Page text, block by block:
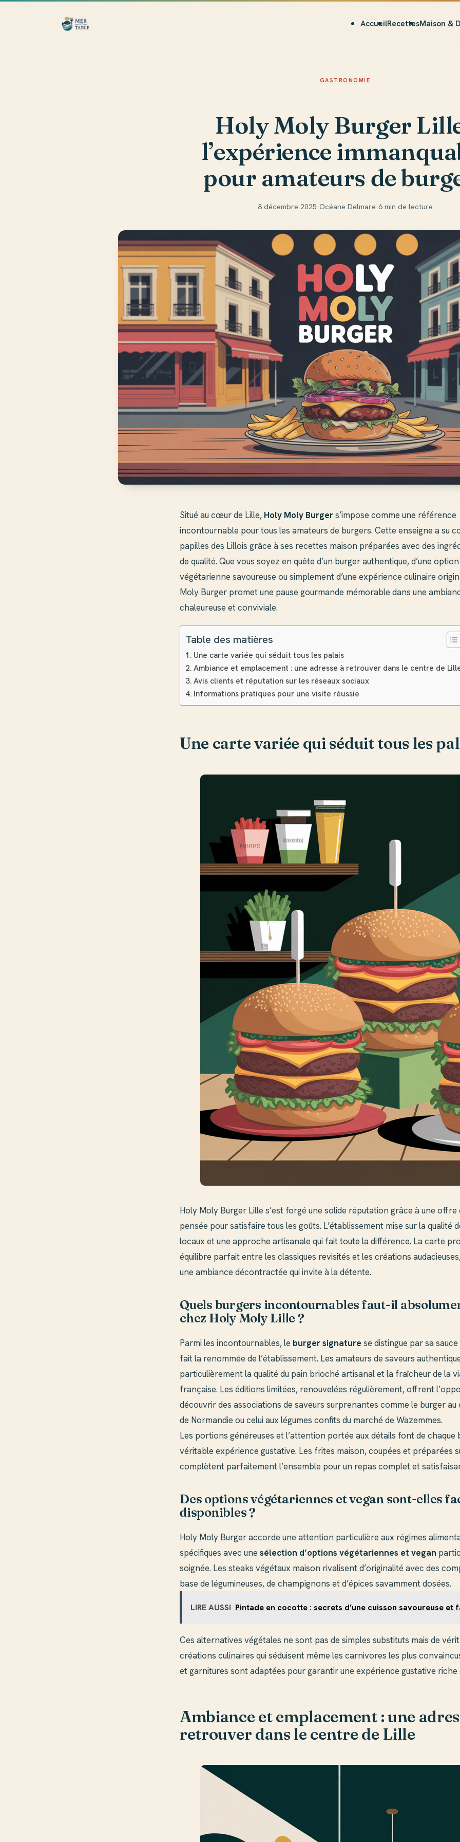
AccueilRecettesMaison &
GASTRONOMIE
Holy Moly Burger
l’expérience
pour amateurs de
8 décembre 2025·Océane Delmare·6 min de lecture
Situé au cœur de Lille, Holy Moly Burgers’impose comme une référence
incontournable pour tous les amateurs de burgers. Cette enseigne a su
papilles des Lillois grâce à ses recettes maison préparées avec des
de qualité. Que vous soyez en quête d’un burger authentique, d’une option
végétarienne savoureuse ou simplement d’une expérience culinaire
Moly Burger promet une pause gourmande mémorable dans une
chaleureuse et conviviale.
Table des matières
Une carte variée qui séduit tous les palais
Ambiance et emplacement : une adresse à retrouver dans le centre de
Avis clients et réputation sur les réseaux sociaux
Informations pratiques pour une visite réussie
Une carte variée qui séduit tous les
Holy Moly Burger Lille s’est forgé une solide réputation grâce à une offre
pensée pour satisfaire tous les goûts. L’établissement mise sur la qualité
locaux et une approche artisanale qui fait toute la différence. La carte
équilibre parfait entre les classiques revisités et les créations
une ambiance décontractée qui invite à la détente.
Quels burgers incontournables faut-il
chez Holy Moly Lille ?
Parmi les incontournables, le burger signature se distingue par sa
fait la renommée de l’établissement. Les amateurs de saveurs
particulièrement la qualité du pain brioché artisanal et la fraîcheur de la
française. Les éditions limitées, renouvelées régulièrement, offrent
découvrir des associations de saveurs surprenantes comme le burger
de Normandie ou celui aux légumes confits du marché de Wazemmes.
Les portions généreuses et l’attention portée aux détails font de chaque
véritable expérience gustative. Les frites maison, coupées et préparées
complètent parfaitement l’ensemble pour un repas complet et
Des options végétariennes et vegan sont-elles
disponibles ?
Holy Moly Burger accorde une attention particulière aux régimes
spécifiques avec une sélection d’options végétariennes et vegan
soignée. Les steaks végétaux maison rivalisent d’originalité avec des
base de légumineuses, de champignons et d’épices savamment dosées.
LIRE AUSSI Pintade en cocotte : secrets d’une cuisson savoureuse et
Ces alternatives végétales ne sont pas de simples substituts mais de
créations culinaires qui séduisent même les carnivores les plus
et garnitures sont adaptées pour garantir une expérience gustative riche
Ambiance et emplacement : une
retrouver dans le centre de Lille